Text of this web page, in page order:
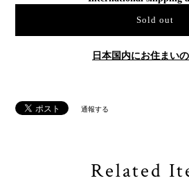
Sold out
日本国内にお住まい
通報する
Related